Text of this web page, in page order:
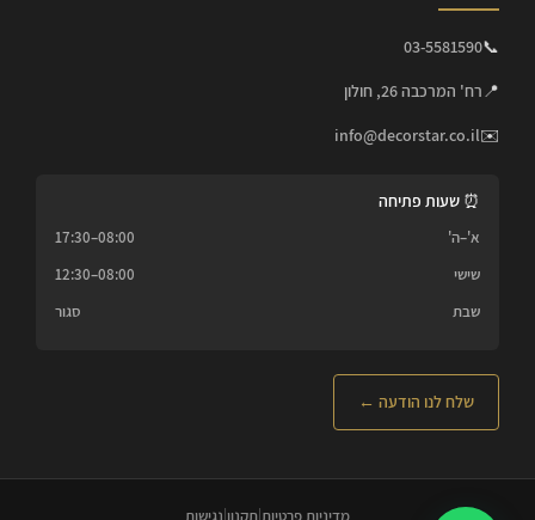
📞
03-5581590
📍רח' המרכבה 26, חולון
✉️
info@decorstar.co.il
⏰ שעות פתיחה
א'–ה'
08:00–17:30
שישי
08:00–12:30
שבת
סגור
שלח לנו הודעה ←